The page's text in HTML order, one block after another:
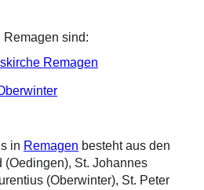
sind:
Remagen
in Remagen besteht aus den
(Oedingen), St. Johannes
(Oberwinter), St. Peter